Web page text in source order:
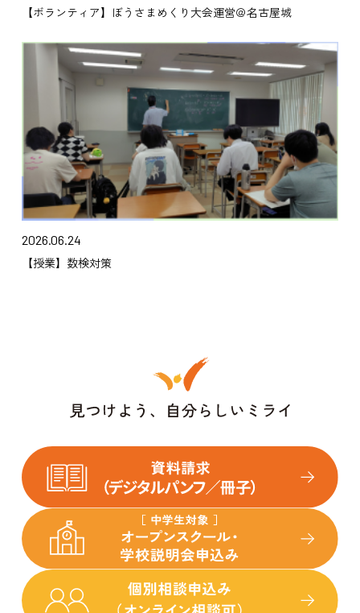
【ボランティア】ぼうさまめくり大会運営＠名古屋城
2026.06.24
【授業】数検対策